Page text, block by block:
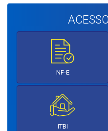
ACESSO
NF-E
ITBI